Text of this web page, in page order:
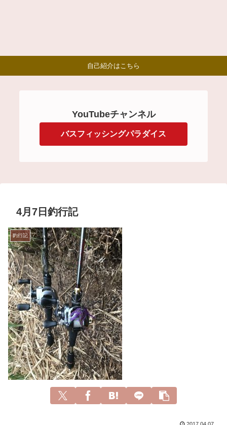
自己紹介はこちら
YouTubeチャンネル
バスフィッシングパラダイス
4月7日釣行記
釣行記